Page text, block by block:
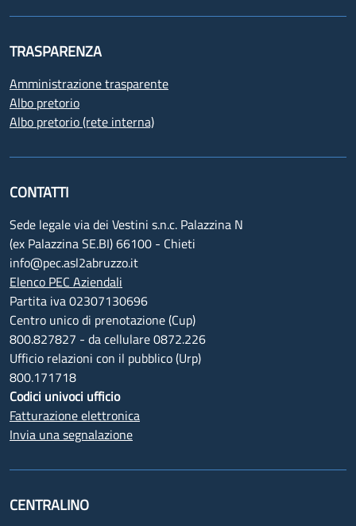
TRASPARENZA
Amministrazione trasparente
Albo pretorio
Albo pretorio (rete interna)
CONTATTI
Sede legale via dei Vestini s.n.c. Palazzina N
(ex Palazzina SE.BI) 66100 - Chieti
info@pec.asl2abruzzo.it
Elenco PEC Aziendali
Partita iva 02307130696
Centro unico di prenotazione (Cup)
800.827827 - da cellulare 0872.226
Ufficio relazioni con il pubblico (Urp)
800.171718
Codici univoci ufficio
Fatturazione elettronica
Invia una segnalazione
CENTRALINO